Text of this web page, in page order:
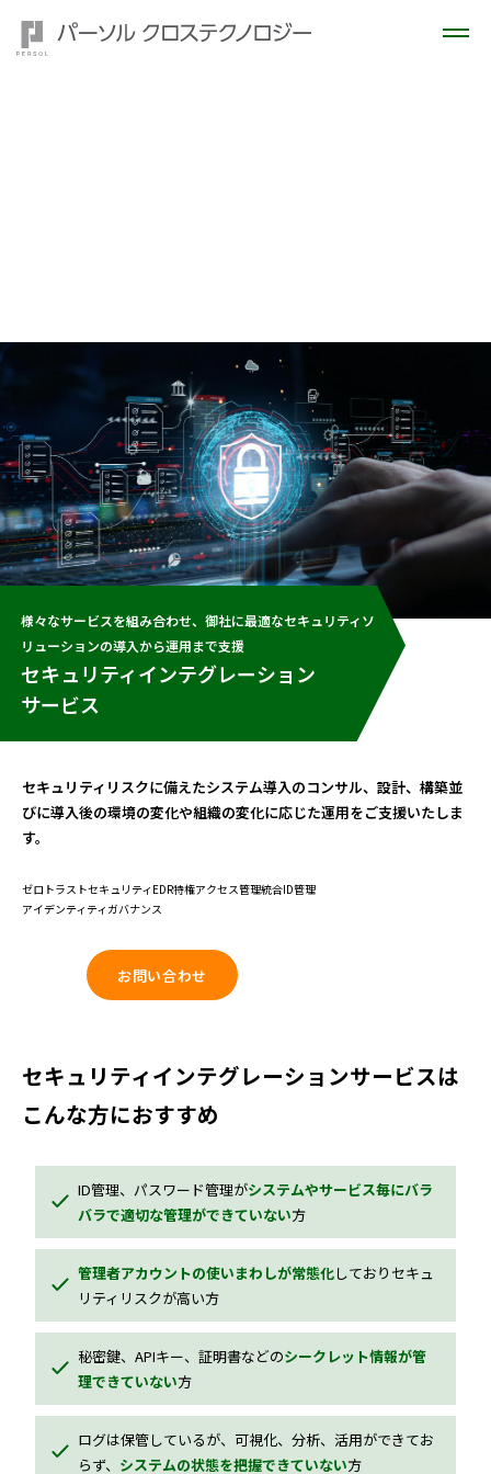
様々なサービスを組み合わせ、御社に最適なセキュリティソ
リューションの導入から運用まで支援
セキュリティインテグレーション
サービス
セキュリティリスクに備えたシステム導入のコンサル、設計、構築並
びに導入後の環境の変化や組織の変化に応じた運用をご支援いたしま
す。
ゼロトラストセキュリティ EDR特権アクセス管理統合ID管理
アイデンティティガバナンス
お問い合わせ
セキュリティインテグレーションサービスは
こんな方におすすめ
ID管理、パスワード管理がシステムやサービス毎にバラ
バラで適切な管理ができていない方
管理者アカウントの使いまわしが常態化しておりセキュ
リティリスクが高い方
秘密鍵、APIキー、証明書などのシークレット情報が管
理できていない方
ログは保管しているが、可視化、分析、活用ができてお
らず、 システムの状態を把握できていない方